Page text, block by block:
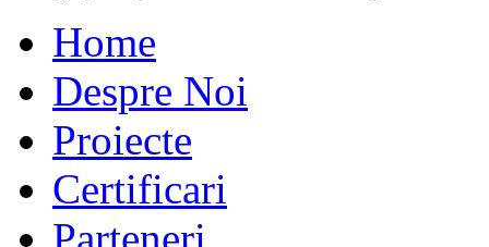
Home
Despre Noi
Proiecte
Certificari
Parteneri